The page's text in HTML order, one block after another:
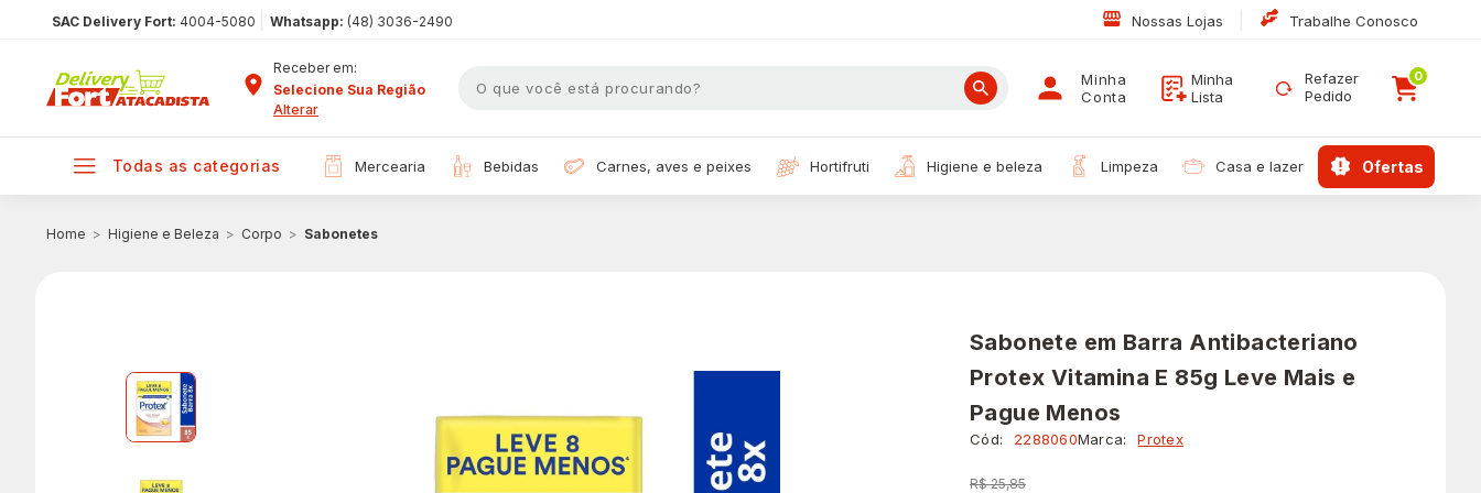
SAC Delivery Fort: 4004-5080 Whatsapp: (48) 3036-2490 Nossas Lojas Trabalhe Conosco
Receber em:
Selecione Sua Região
Alterar
Minha
Conta
Minha
Lista
Refazer
Pedido
0
todas as categorias mercearia bebidas carnes, aves e peixes hortifruti higiene e beleza limpeza casa e lazer ofertas
Higiene e Beleza Corpo Sabonetes
Sabonete em Barra Antibacteriano
Protex Vitamina E 85g Leve Mais e
Pague Menos
Cód: 2288060Marca: Protex
R$ 25,85